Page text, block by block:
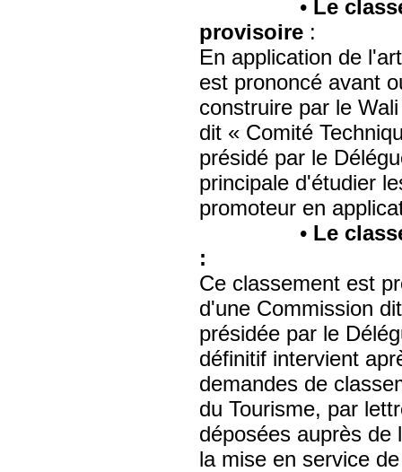
• Le
provisoire :
En application de
est prononcé avant
construire par le
dit « Comité
présidé par le
principale d'étudier
promoteur en
• Le
:
Ce classement est
d'une Commission
présidée par le
définitif intervient
demandes de
du Tourisme, par
déposées auprès de
la mise en service